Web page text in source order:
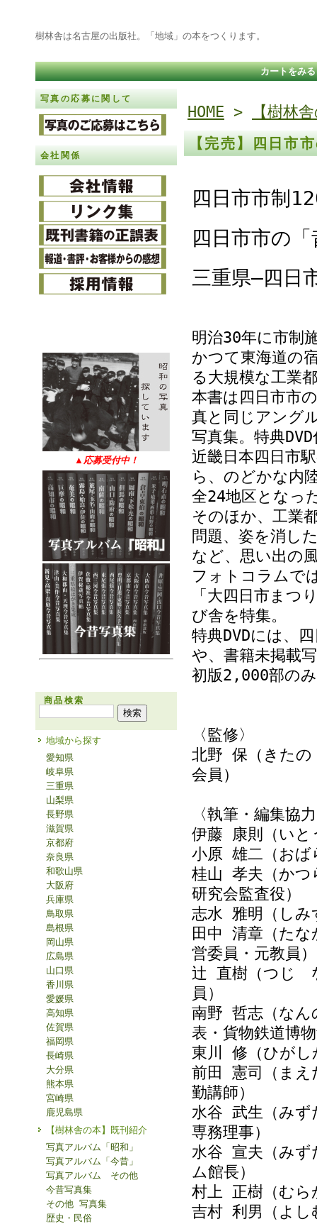
樹林舎は名古屋の出版社。「地域」の本をつくります。
カートをみる
写真の応募に関して
会社関係
▲ 応募受付中！
商品検索
地域から探す
愛知県
岐阜県
三重県
山梨県
長野県
滋賀県
京都府
奈良県
和歌山県
大阪府
兵庫県
鳥取県
島根県
岡山県
広島県
山口県
香川県
愛媛県
高知県
佐賀県
福岡県
長崎県
大分県
熊本県
宮崎県
鹿児島県
【樹林舎の本】既刊紹介
写真アルバム「昭和」
写真アルバム「今昔」
写真アルバム その他
今昔写真集
その他 写真集
歴史・民俗
HOME > 【樹林
【完売】四日市
四日市市制
四日市市の
三重県―四日
明治30年に市制
かつて東海道の
る大規模な工業
本書は四日市市
真と同じアング
写真集。特典
近畿日本四日市
ら、のどかな内
全24地区となっ
そのほか、工業
問題、姿を消し
など、思い出の
フォトコラムで
「大四日市まつ
び舎を特集。
特典DVDには、
や、書籍未掲載
初版2,000部の
〈監修〉
北野 保（きたの
会員）
〈執筆・編集協
伊藤 康則（いと
小原 雄二（おば
桂山 孝夫（かつ
研究会監査役）
志水 雅明（し
田中 清章（た
営委員・元教員）
辻 直樹（つじ
員）
南野 哲志（な
表・貨物鉄道博
東川 修（ひが
前田 憲司（まえ
勤講師）
水谷 武生（みず
専務理事）
水谷 宣夫（み
ム館長）
村上 正樹（む
吉村 利男（よ